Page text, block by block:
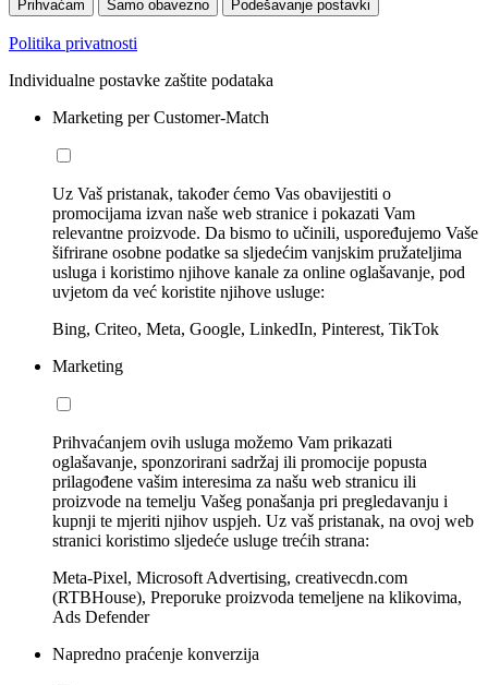
Prihvaćam Samo obavezno Podešavanje postavki
Politika privatnosti
Individualne postavke zaštite podataka
Marketing per Customer-Match
Uz Vaš pristanak, također ćemo Vas obavijestiti o
promocijama izvan naše web stranice i pokazati Vam
relevantne proizvode. Da bismo to učinili, uspoređujemo Vaše
šifrirane osobne podatke sa sljedećim vanjskim pružateljima
usluga i koristimo njihove kanale za online oglašavanje, pod
uvjetom da već koristite njihove usluge:
Bing, Criteo, Meta, Google, LinkedIn, Pinterest, TikTok
Marketing
Prihvaćanjem ovih usluga možemo Vam prikazati
oglašavanje, sponzorirani sadržaj ili promocije popusta
prilagođene vašim interesima za našu web stranicu ili
proizvode na temelju Vašeg ponašanja pri pregledavanju i
kupnji te mjeriti njihov uspjeh. Uz vaš pristanak, na ovoj web
stranici koristimo sljedeće usluge trećih strana:
Meta-Pixel, Microsoft Advertising, creativecdn.com
(RTBHouse), Preporuke proizvoda temeljene na klikovima,
Ads Defender
Napredno praćenje konverzija